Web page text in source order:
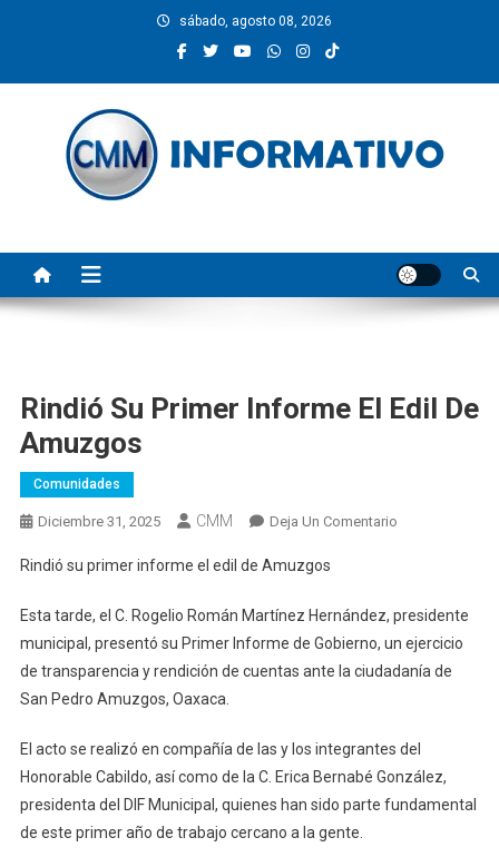
sábado, agosto 08, 2026
Rindió Su Primer Informe El Edil De
Amuzgos
Comunidades
Diciembre 31, 2025 CMM Deja Un ComentarioEn
Informe
El
Edil
Rindió su primer informe el edil de Amuzgos
Esta tarde, el C. Rogelio Román Martínez Hernández, presidente
municipal, presentó su Primer Informe de Gobierno, un ejercicio
de transparencia y rendición de cuentas ante la ciudadanía de
San Pedro Amuzgos, Oaxaca.
El acto se realizó en compañía de las y los integrantes del
Honorable Cabildo, así como de la C. Erica Bernabé González,
presidenta del DIF Municipal, quienes han sido parte fundamental
de este primer año de trabajo cercano a la gente.